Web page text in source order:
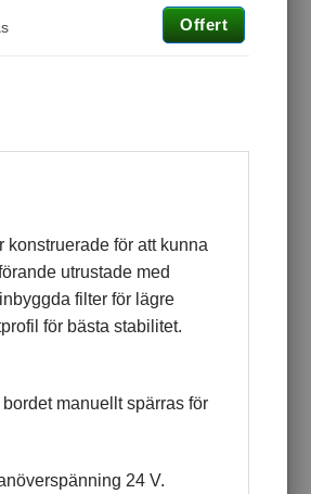
Offert
för att kunna
utrustade med
filter för lägre
för bästa stabilitet.
manuellt spärras för
24 V.